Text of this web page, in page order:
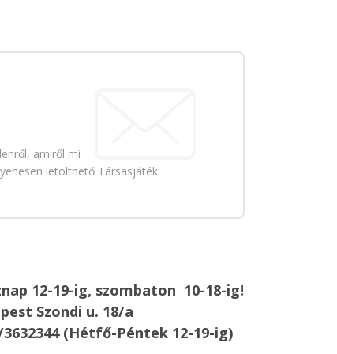
amiről mi
letölthető Társasjáték
12-19-ig, szombaton 10-18-ig!
Szondi u. 18/a
(Hétfő-Péntek 12-19-ig)